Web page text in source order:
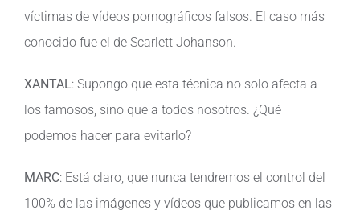
víctimas de vídeos pornográficos falsos. El caso más
conocido fue el de Scarlett Johanson.
XANTAL: Supongo que esta técnica no solo afecta a
los famosos, sino que a todos nosotros. ¿Qué
podemos hacer para evitarlo?
MARC: Está claro, que nunca tendremos el control del
100% de las imágenes y vídeos que publicamos en las